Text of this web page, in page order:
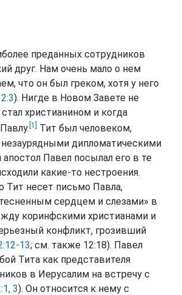
преданных сотрудников
друг. Нам очень мало о нем
что он был греком, хотя у него
). Нигде в Новом Завете не
христианином и когда
[1]
Тит был человеком,
дипломатическими
Павел посылал его в те
какие-то нестроения.
Тит несет письмо Павла,
сердцем и слезами» в
коринфскими христианами и
конфликт, грозивший
13; см. также 12:18). Павел
Тита как представителя
в Иерусалим на встречу с
3). Он относится к нему с